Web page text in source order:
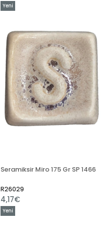
Seramiksir Miro 175 Gr SP 1466
R26029
4,17€
Yeni
Yeni